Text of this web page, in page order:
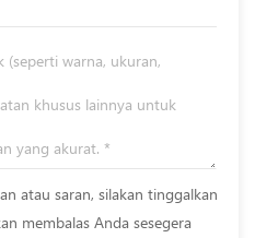
atau saran, silakan tinggalkan
membalas Anda sesegera